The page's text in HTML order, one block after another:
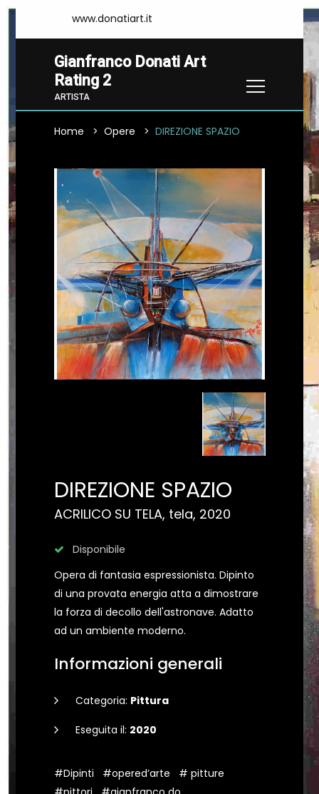
www.donatiart.it
Gianfranco Donati Art
Rating 2
ARTISTA
Home Opere DIREZIONE SPAZIO
DIREZIONE SPAZIO
ACRILICO SU TELA, tela, 2020
Disponibile
Opera di fantasia espressionista. Dipinto
di una provata energia atta a dimostrare
la forza di decollo dell'astronave. Adatto
ad un ambiente moderno.
Informazioni generali
Categoria: Pittura
Eseguita il: 2020
#Dipinti #opered’arte
# pitture